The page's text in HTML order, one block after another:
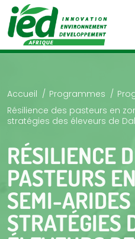
Accueil Programmes
Résilience des pasteurs en
stratégies des éleveurs de
RÉSILIENCE
PASTEURS
SEMI-ARIDES
STRATÉGIES